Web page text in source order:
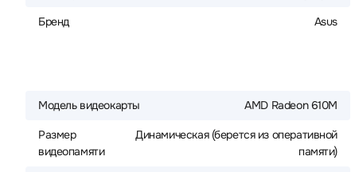
Бренд Asus
Модель видеокарты AMD Radeon 610M
Размер
видеопамяти
Динамическая (берется из оперативной
памяти)